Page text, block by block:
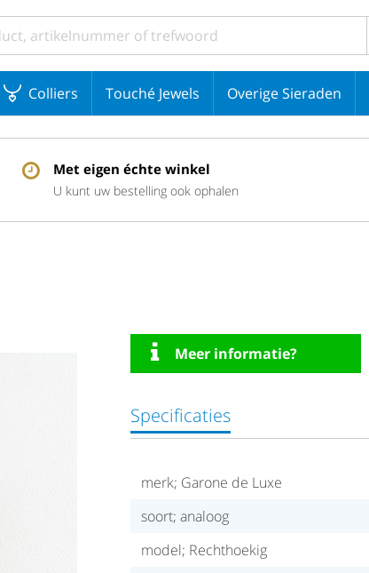
Colliers Touché Jewels Overige Sieraden
Met eigen échte winkel
U kunt uw bestelling ook ophalen
Meer informatie?
Specificaties
merk; Garone de Luxe
soort; analoog
model; Rechthoekig